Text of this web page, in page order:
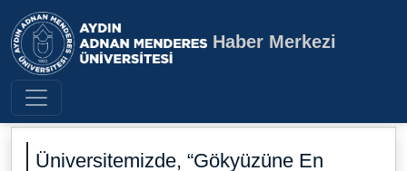
Aydın Adnan Menderes
Haber Merkezi
Üniversitemizde, “Gökyüzüne En